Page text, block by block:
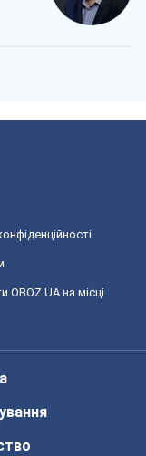
OBOZ.UA на місці